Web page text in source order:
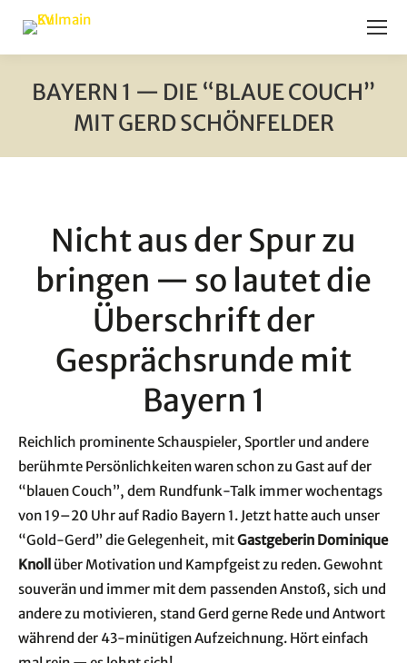
BAY­ERN 1 — DIE “BLAUE COUCH”
MIT GERD SCHÖNFELDER
Nicht aus der Spur zu
brin­gen — so lau­tet die
Über­schrift der
Gesprächs­run­de mit
Bay­ern 1
Reich­lich pro­mi­nen­te Schau­spie­ler, Sport­ler und ande­re
berühm­te Per­sön­lich­kei­ten waren schon zu Gast auf der
“blau­en Couch”, dem Rund­funk-Talk immer wochen­tags
von 19–20 Uhr auf Radio Bay­ern 1. Jetzt hat­te auch unser
“Gold-Gerd” die Gele­gen­heit, mitGast­ge­be­rin Domi­ni­que
Knoll über Moti­va­ti­on und Kampf­geist zu reden. Gewohnt
sou­ve­rän und immer mit dem pas­sen­den Anstoß, sich und
ande­re zu moti­vie­ren, stand Gerd ger­ne Rede und Ant­wort
wäh­rend der 43-minü­ti­gen Auf­zeich­nung. Hört ein­fach